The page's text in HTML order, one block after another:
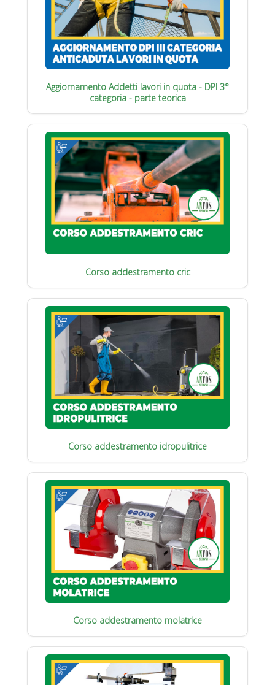
Aggiornamento Addetti lavori in quota - DPI 3°
categoria - parte teorica
Corso addestramento cric
Corso addestramento idropulitrice
Corso addestramento molatrice